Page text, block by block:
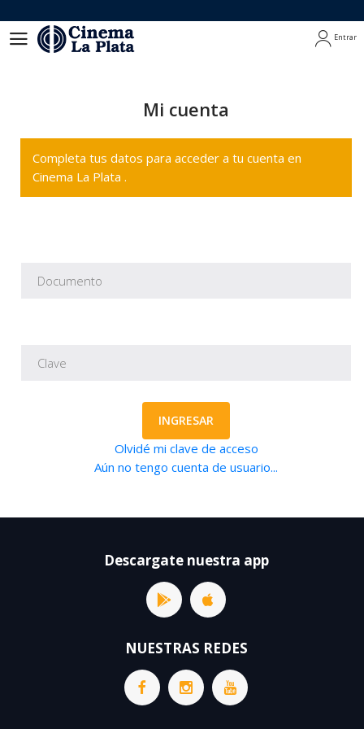
Entrar
Mi cuenta
Completa tus datos para acceder a tu cuenta en
Cinema La Plata .
INGRESAR
Olvidé mi clave de acceso
Aún no tengo cuenta de usuario...
Descargate nuestra app
NUESTRAS REDES